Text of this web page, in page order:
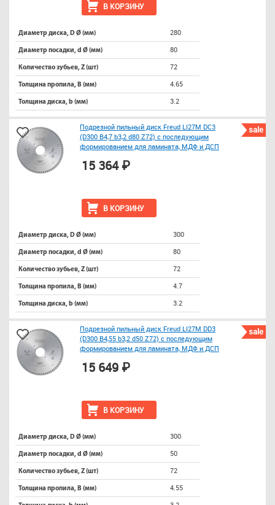
В КОРЗИНУ
Диаметр диска, D Ø (мм) 280
Диаметр посадки, d Ø (мм) 80
Количество зубьев, Z (шт) 72
Толщина пропила, B (мм) 4.65
Толщина диска, b (мм) 3.2
sale
Подрезной пильный диск Freud LI27M DC3
(D300 B4,7 b3,2 d80 Z72) с последующим
формированием для ламината, МДФ и ДСП
В КОРЗИНУ
15 364 ₽
Диаметр диска, D Ø (мм) 300
Диаметр посадки, d Ø (мм) 80
Количество зубьев, Z (шт) 72
Толщина пропила, B (мм) 4.7
Толщина диска, b (мм) 3.2
sale
Подрезной пильный диск Freud LI27M DD3
(D300 B4,55 b3,2 d50 Z72) с последующим
формированием для ламината, МДФ и ДСП
В КОРЗИНУ
15 649 ₽
Диаметр диска, D Ø (мм) 300
Диаметр посадки, d Ø (мм) 50
Количество зубьев, Z (шт) 72
Толщина пропила, B (мм) 4.55